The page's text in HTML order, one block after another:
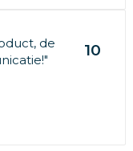
de
10